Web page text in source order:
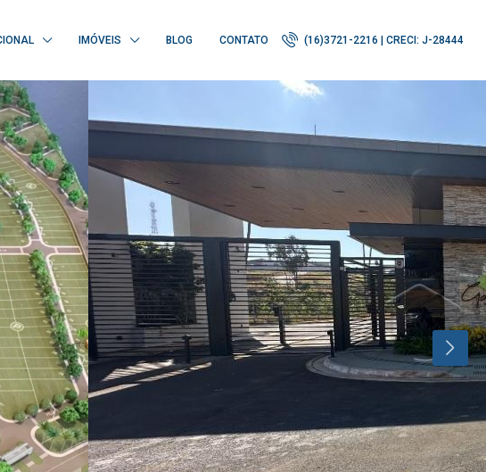
IMÓVEIS BLOG CONTATO (16)3721-2216 | CRECI: J-28444